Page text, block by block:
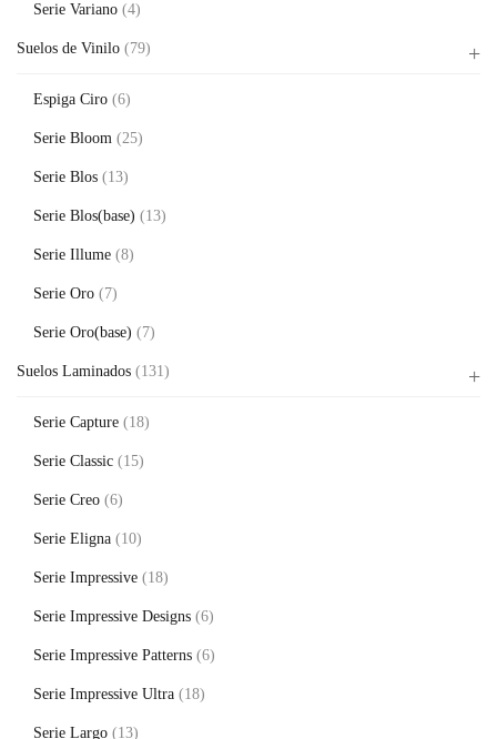
Serie Variano (4)
Suelos de Vinilo (79)
Espiga Ciro (6)
Serie Bloom (25)
Serie Blos (13)
Serie Blos(base) (13)
Serie Illume (8)
Serie Oro (7)
Serie Oro(base) (7)
Suelos Laminados (131)
Serie Capture (18)
Serie Classic (15)
Serie Creo (6)
Serie Eligna (10)
Serie Impressive (18)
Serie Impressive Designs (6)
Serie Impressive Patterns (6)
Serie Impressive Ultra (18)
Serie Largo (13)